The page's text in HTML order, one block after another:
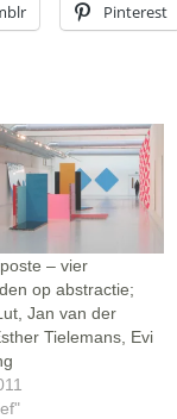
Pinterest
– vier
op abstractie;
Jan van der
Tielemans, Evi